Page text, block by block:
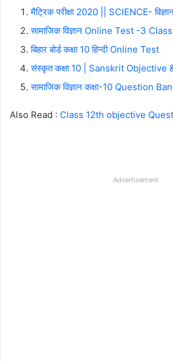
मैट्रिक परीक्षा 2020 || SCIENCE-
सामाजिक विज्ञान Online Test -3
बिहार बोर्ड कक्षा 10 हिन्दी Online Test
संस्कृत कक्षा 10 | Sanskrit Objective
सामाजिक विज्ञान कक्षा-10 Question
Also Read : Class 12th objective
Advertisement